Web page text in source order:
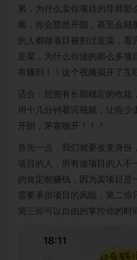
累，为什么卖你项目的导师那
频，你会豁然开朗，甚至会颠
的人都做项目被割过韭菜，看
韭菜，为什么你做的那么多项
有赚到！！这个视频揭开了互
适合：想拥有长期稳定的收益
用十几分钟看完视频，让你少
开朗，茅塞顿开！！！
首先一点，我们就要改变身份
项目的人，所有做项目的人不
的肯定能赚钱，因为卖项目是
需要承担项目的风险，第二你
第三你可以自由的掌控你的时